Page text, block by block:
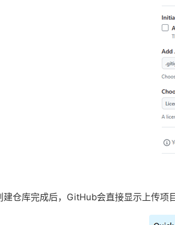
建仓库完成后，GitHub会直接显示上传项